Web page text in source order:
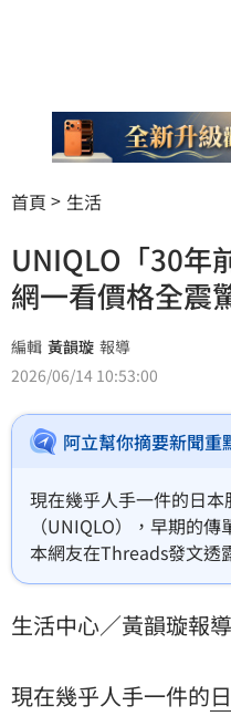
首頁 生活
UNIQLO「30年
網一看價格全震
編輯 黃韻璇 報導
2026/06/14 10:53:00
阿立幫你摘要新聞重
現在幾乎人手一件的日
（UNIQLO），早期的
本網友在Threads發文透
董級」的UNIQLO宣傳傳
廣大網友的回憶殺。
生活中心／黃韻璇報導
現在幾乎人手一件的